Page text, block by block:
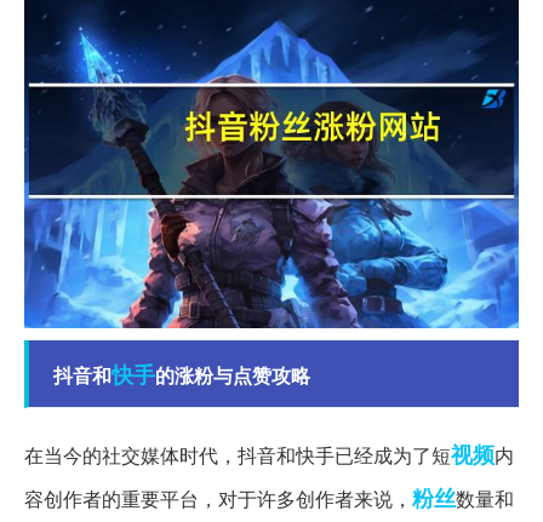
抖音和快手的涨粉与点赞攻略
在当今的社交媒体时代，抖音和快手已经成为了短视频内
容创作者的重要平台，对于许多创作者来说， 粉丝数量和